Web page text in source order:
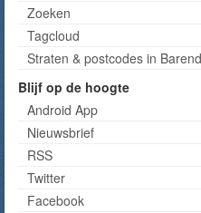
Zoeken
Tagcloud
Straten & postcodes in
Blijf op de hoogte
Android App
Nieuwsbrief
RSS
Twitter
Facebook